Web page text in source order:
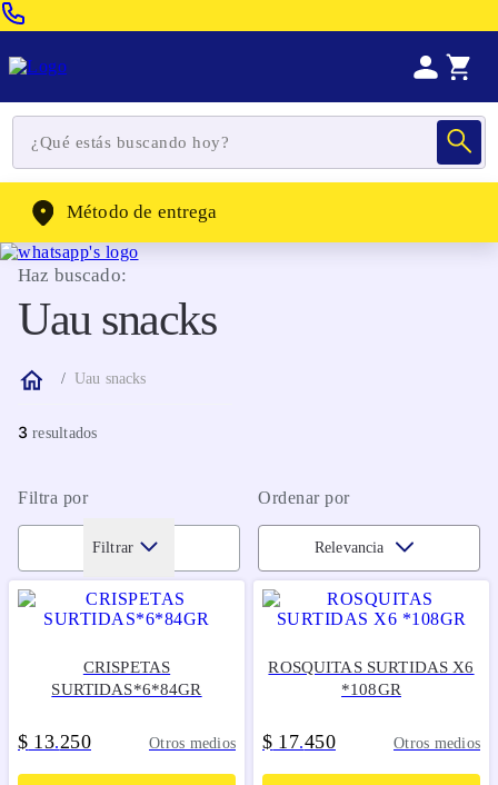
WhatsApp: (302) 262-4104
Método de entrega
Haz buscado:
Uau snacks
Uau snacks
3
Filtra por Ordenar por
Filtrar Relevancia
CRISPETAS
SURTIDAS*6*84GR
$ 13.250 Otros medios
ROSQUITAS SURTIDAS X6
*108GR
$ 17.450 Otros medios